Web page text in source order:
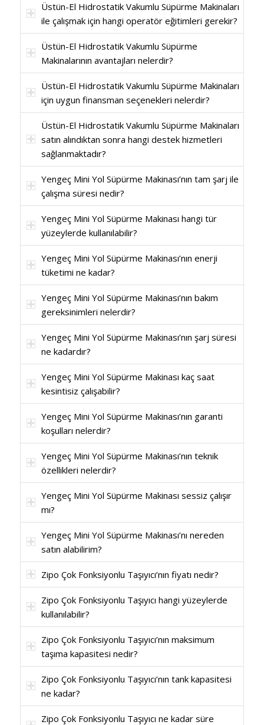
Üstün-El Hidrostatik Vakumlu Süpürme Makinaları
ile çalışmak için hangi operatör eğitimleri gerekir?
Üstün-El Hidrostatik Vakumlu Süpürme
Makinalarının avantajları nelerdir?
Üstün-El Hidrostatik Vakumlu Süpürme Makinaları
için uygun finansman seçenekleri nelerdir?
Üstün-El Hidrostatik Vakumlu Süpürme Makinaları
satın alındıktan sonra hangi destek hizmetleri
sağlanmaktadır?
Yengeç Mini Yol Süpürme Makinası’nın tam şarj ile
çalışma süresi nedir?
Yengeç Mini Yol Süpürme Makinası hangi tür
yüzeylerde kullanılabilir?
Yengeç Mini Yol Süpürme Makinası’nın enerji
tüketimi ne kadar?
Yengeç Mini Yol Süpürme Makinası’nın bakım
gereksinimleri nelerdir?
Yengeç Mini Yol Süpürme Makinası’nın şarj süresi
ne kadardır?
Yengeç Mini Yol Süpürme Makinası kaç saat
kesintisiz çalışabilir?
Yengeç Mini Yol Süpürme Makinası’nın garanti
koşulları nelerdir?
Yengeç Mini Yol Süpürme Makinası’nın teknik
özellikleri nelerdir?
Yengeç Mini Yol Süpürme Makinası sessiz çalışır
mı?
Yengeç Mini Yol Süpürme Makinası’nı nereden
satın alabilirim?
Zipo Çok Fonksiyonlu Taşıyıcı’nın fiyatı nedir?
Zipo Çok Fonksiyonlu Taşıyıcı hangi yüzeylerde
kullanılabilir?
Zipo Çok Fonksiyonlu Taşıyıcı’nın maksimum
taşıma kapasitesi nedir?
Zipo Çok Fonksiyonlu Taşıyıcı’nın tank kapasitesi
ne kadar?
Zipo Çok Fonksiyonlu Taşıyıcı ne kadar süre